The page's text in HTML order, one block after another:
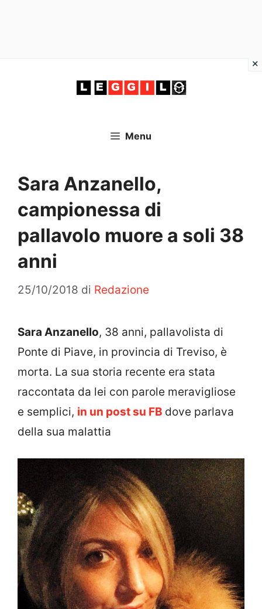
Menu
Sara Anzanello,
campionessa di
pallavolo muore a soli 38
anni
25/10/2018 di Redazione
Sara Anzanello, 38 anni, pallavolista di
Ponte di Piave, in provincia di Treviso, è
morta. La sua storia recente era stata
raccontata da lei con parole meravigliose
e semplici, in un post su FB dove parlava
della sua malattia